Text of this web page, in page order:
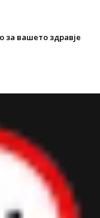
вашето здравје